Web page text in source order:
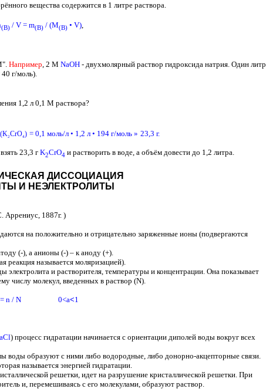
вещества содержится в 1 литре раствора.
(B) / V = m(B) / (M(B) • V),
". Например, 2 M NaOH- двухмолярный раствор гидроксида натрия. Один литр
40 г/моль).
1,2 л 0,1 М раствора?
(K2CrO4) = 0,1 моль/л • 1,2 л • 194 г/моль » 23,3 г.
23,3 гK2CrO4 и растворить в воде, а объём довести до 1,2 литра.
ДИССОЦИАЦИЯ
И НЕЭЛЕКТРОЛИТЫ
Аррениус, 1887г. )
на положительно и отрицательно заряженные ионы (подвергаются
(-), а анионы (-) – к аноду (+).
реакция называется моляризацией).
электролита и растворителя, температуры и концентрации. Она показывает
числу молекул, введенных в раствор (N).
= n / N 0<a<1
) процесс гидратации начинается с ориентации диполей воды вокруг всех
воды образуют с ними либо водородные, либо донорно-акцепторные связи.
называется энергией гидратации.
решетки, идет на разрушение кристаллической решетки. При
и, перемешиваясь с его молекулами, образуют раствор.